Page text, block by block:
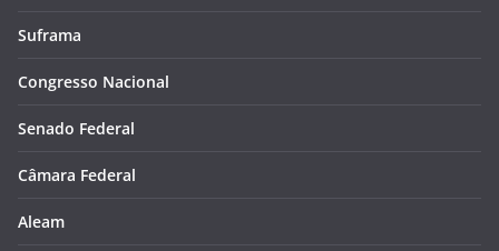
Suframa
Congresso Nacional
Senado Federal
Câmara Federal
Aleam